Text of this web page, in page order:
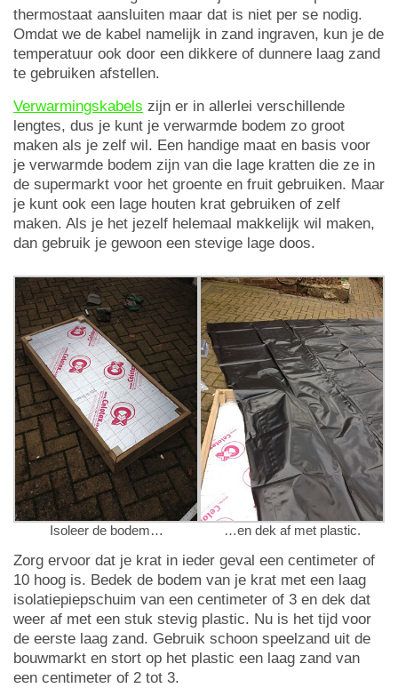
thermostaat aansluiten maar dat is niet per se nodig.
Omdat we de kabel namelijk in zand ingraven, kun je de
temperatuur ook door een dikkere of dunnere laag zand
te gebruiken afstellen.
Verwarmingskabels zijn er in allerlei verschillende
lengtes, dus je kunt je verwarmde bodem zo groot
maken als je zelf wil. Een handige maat en basis voor
je verwarmde bodem zijn van die lage kratten die ze in
de supermarkt voor het groente en fruit gebruiken. Maar
je kunt ook een lage houten krat gebruiken of zelf
maken. Als je het jezelf helemaal makkelijk wil maken,
dan gebruik je gewoon een stevige lage doos.
Isoleer de bodem… …en dek af met plastic.
Zorg ervoor dat je krat in ieder geval een centimeter of
10 hoog is. Bedek de bodem van je krat met een laag
isolatiepiepschuim van een centimeter of 3 en dek dat
weer af met een stuk stevig plastic. Nu is het tijd voor
de eerste laag zand. Gebruik schoon speelzand uit de
bouwmarkt en stort op het plastic een laag zand van
een centimeter of 2 tot 3.